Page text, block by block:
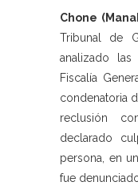
Chone
Tribunal de
analizado
Fiscalía
condenatoria
reclusión
declarado
persona, en
fue